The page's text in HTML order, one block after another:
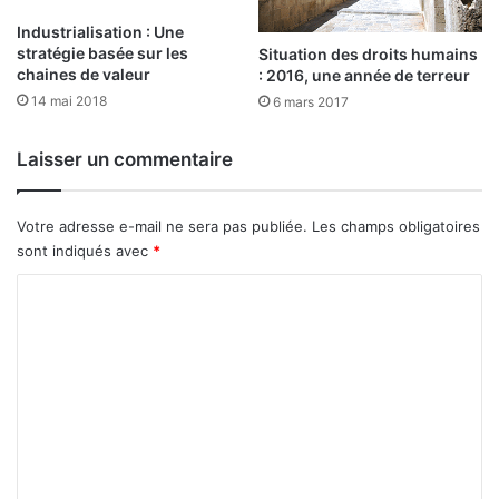
n
v
e
s
s
s
e
%
d
e
l
p
o
p
u
Industrialisation : Une
stratégie basée sur les
chaines de valeur
14 mai 2018
Situation des droits humains
: 2016, une année de terreur
6 mars 2017
Laisser un commentaire
Votre adresse e-mail ne sera pas publiée. Les champs obligatoires
sont indiqués avec *